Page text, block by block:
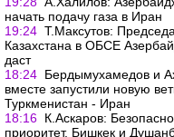
начать подачу газа в Иран
19:24 Т.Максутов:
Казахстана в ОБСЕ
даст
18:24 Бердымухамедов и
вместе запустили новую
Туркменистан - Иран
18:16 К.Аскаров:
приоритет. Бишкек и